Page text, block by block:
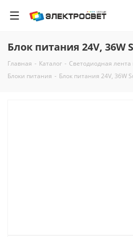
Блок питания 24V, 36W
Главная - Каталог - Светодиодная
Блоки питания - Блок питания 24V, 36W